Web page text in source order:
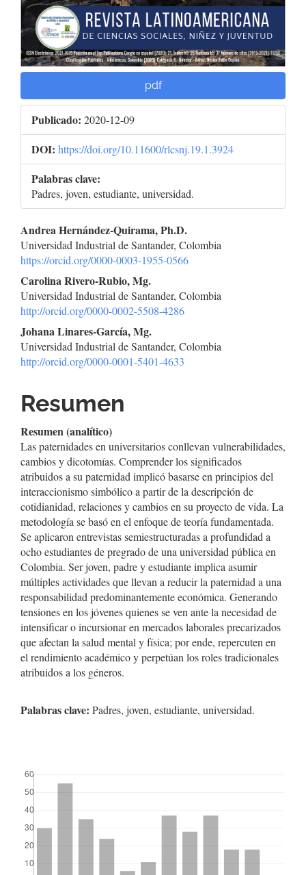
pdf
Publicado: 2020-12-09
DOI: https://doi.org/10.11600/rlcsnj.19.1.3924
Palabras clave:
Padres, joven, estudiante, universidad.
Contenido
principal
del
artículo
Andrea Hernández-Quirama, Ph.D.
Universidad Industrial de Santander, Colombia
https://orcid.org/0000-0003-1955-0566
Carolina Rivero-Rubio, Mg.
Universidad Industrial de Santander, Colombia
http://orcid.org/0000-0002-5508-4286
Johana Linares-García, Mg.
Universidad Industrial de Santander, Colombia
http://orcid.org/0000-0001-5401-4633
Resumen
Resumen (analítico)
Las paternidades en universitarios conllevan vulnerabilidades,
cambios y dicotomías. Comprender los significados
atribuidos a su paternidad implicó basarse en principios del
interaccionismo simbólico a partir de la descripción de
cotidianidad, relaciones y cambios en su proyecto de vida. La
metodología se basó en el enfoque de teoría fundamentada.
Se aplicaron entrevistas semiestructuradas a profundidad a
ocho estudiantes de pregrado de una universidad pública en
Colombia. Ser joven, padre y estudiante implica asumir
múltiples actividades que llevan a reducir la paternidad a una
responsabilidad predominantemente económica. Generando
tensiones en los jóvenes quienes se ven ante la necesidad de
intensificar o incursionar en mercados laborales precarizados
que afectan la salud mental y física; por ende, repercuten en
el rendimiento académico y perpetúan los roles tradicionales
atribuidos a los géneros.
Palabras clave: Padres, joven, estudiante, universidad.